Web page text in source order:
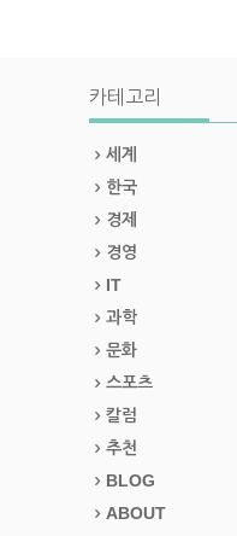
카테고리
세계
한국
경제
경영
IT
과학
문화
스포츠
칼럼
추천
BLOG
ABOUT